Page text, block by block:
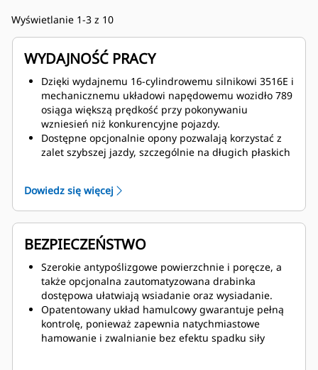
Wyświetlanie 1-3 z 10
WYDAJNOŚĆ PRACY
Dzięki wydajnemu 16-cylindrowemu silnikowi 3516E i
mechanicznemu układowi napędowemu wozidło 789
osiąga większą prędkość przy pokonywaniu
wzniesień niż konkurencyjne pojazdy.
Dostępne opcjonalnie opony pozwalają korzystać z
zalet szybszej jazdy, szczególnie na długich płaskich
obrotowego i siły napędowej przenoszonej na koła
strategia sterowania elektronicznego (APECS)
pozwala skrócić czas trwania cyklu oraz zwiększyć
przyspieszenie.
Wozidło 789 ma mniejszą masę własną niż
konkurencyjne maszyny, co pozwala na
transportowanie większych ilości materiału, a tym
samym zapewnia niższy koszt w przeliczeniu na
tonę.
Rozwiązania zwiększające wydajność, takie jak układ
Hill Assist z zabezpieczeniem przed staczaniem,
Dowiedz się więcej
BEZPIECZEŃSTWO
Szerokie antypoślizgowe powierzchnie i poręcze, a
także opcjonalna zautomatyzowana drabinka
dostępowa ułatwiają wsiadanie oraz wysiadanie.
Opatentowany układ hamulcowy gwarantuje pełną
kontrolę, ponieważ zapewnia natychmiastowe
hamowanie i zwalnianie bez efektu spadku siły